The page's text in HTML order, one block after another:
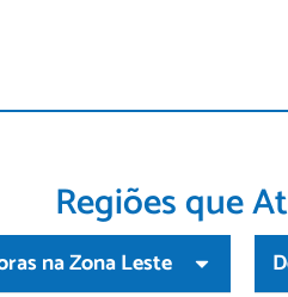
Regiões que
na Zona Leste